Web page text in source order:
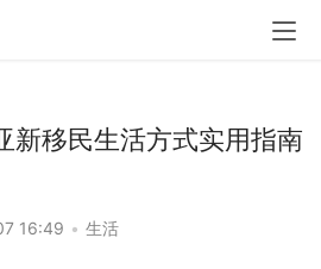
新移民生活方式实用指南
16:49 • 生活